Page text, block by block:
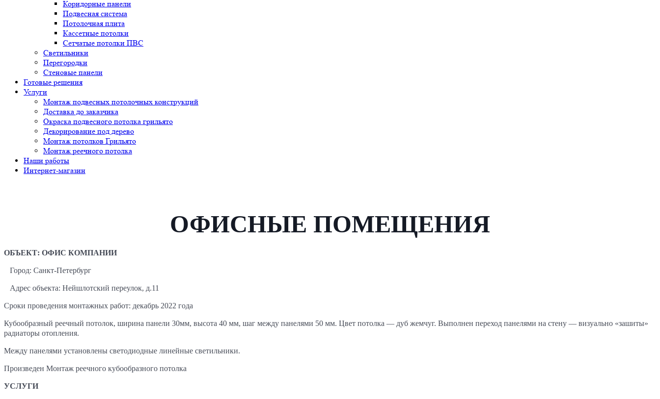
Коридорные панели
Подвесная система
Потолочная плита
Кассетные потолки
Сетчатые потолки ПВС
Светильники
Перегородки
Стеновые панели
Готовые решения
Услуги
Монтаж подвесных потолочных конструкций
Доставка до заказчика
Окраска подвесного потолка грильято
Декорирование под дерево
Монтаж потолков Грильято
Монтаж реечного потолка
Наши работы
Интернет-магазин
ОФИСНЫЕ ПОМЕЩЕНИЯ
ОБЪЕКТ: ОФИС КОМПАНИИ
Город: Санкт-Петербург
Адрес объекта: Нейшлотский переулок, д.11
Сроки проведения монтажных работ: декабрь 2022 года
Кубообразный реечный потолок, ширина панели 30мм, высота 40 мм, шаг между панелями 50 мм. Цвет потолка — дуб жемчуг. Выполнен переход панелями на стену — визуально «зашиты»
радиаторы отопления.
Между панелями установлены светодиодные линейные светильники.
Произведен Монтаж реечного кубообразного потолка
УСЛУГИ